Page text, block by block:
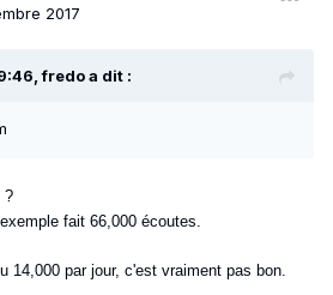
2017
fredo a dit :
?
fait 66,000 écoutes.
14,000 par jour, c'est vraiment pas bon.